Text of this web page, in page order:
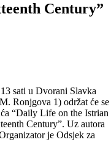
Century”
sati u Dvorani Slavka
Ronjgova 1) održat će se
“Daily Life on the Istrian
Century”. Uz autora
je Odsjek za